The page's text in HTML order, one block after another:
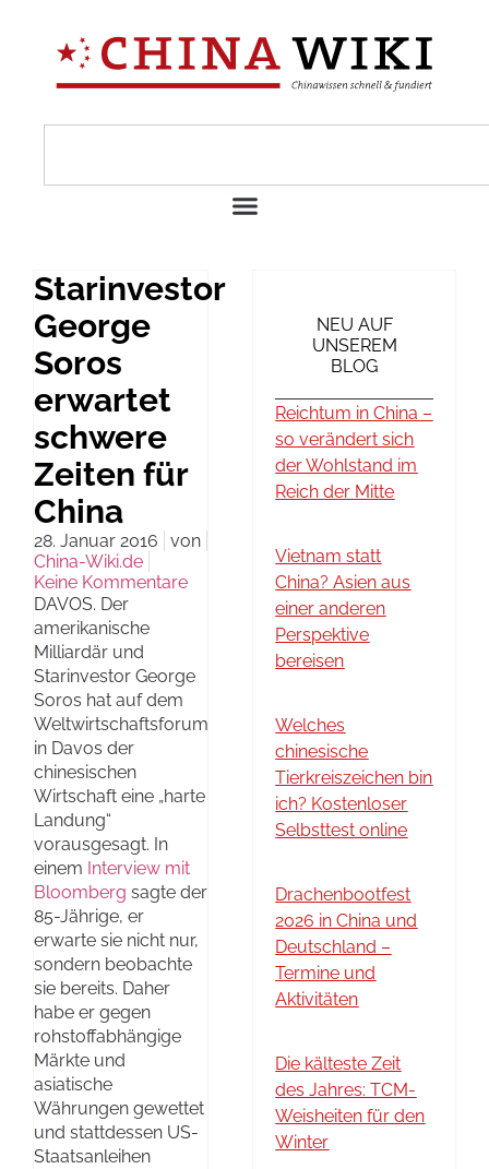
Starinvestor
George
Soros
erwartet
schwere
Zeiten für
China
28. Januar 2016
von
China-Wiki.de
Keine Kommentare
DAVOS. Der
amerikanische
Milliardär und
Starinvestor George
Soros hat auf dem
Weltwirtschaftsforum
in Davos der
chinesischen
Wirtschaft eine „harte
Landung“
vorausgesagt. In
einem Interview mit
Bloomberg sagte der
85-Jährige, er
erwarte sie nicht nur,
sondern beobachte
sie bereits. Daher
habe er gegen
rohstoffabhängige
Märkte und
asiatische
Währungen gewettet
und stattdessen US-
Staatsanleihen
NEU AUF
UNSEREM
BLOG
Reichtum in China –
so verändert sich
der Wohlstand im
Reich der Mitte
Vietnam statt
China? Asien aus
einer anderen
Perspektive
bereisen
Welches
chinesische
Tierkreiszeichen bin
ich? Kostenloser
Selbsttest online
Drachenbootfest
2026 in China und
Deutschland –
Termine und
Aktivitäten
Die kälteste Zeit
des Jahres: TCM-
Weisheiten für den
Winter